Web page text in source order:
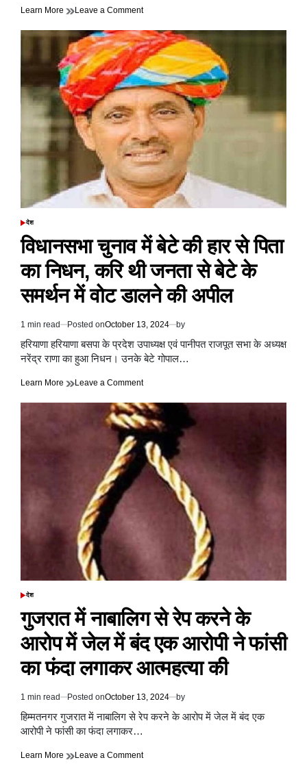
Learn More Leave a Commenton
में
जल
रहा
था
रावण,
कैथल
में
जलीं
एक
ही
परिवार
की
8
चिताएं,
में
चारों
ओर
मातम
की
चीख
और
ही
सुनाई
दी
POSTED
IN
देश
विधानसभा चुनाव में बेटे की हार से पिता
का निधन, करि थी जनता से बेटे के
समर्थन में वोट डालने की अपील
Estimated
read
time
1 min read Posted onOctober 13, 2024 by
हरियाणा हरियाणा बसपा के प्रदेश उपाध्यक्ष एवं पानीपत राजपूत सभा के अध्यक्ष
नरेंद्र राणा का हुआ निधन। उनके बेटे गोपाल…
Learn More Leave a Commenton
चुनाव
में
बेटे
की
हार
से
के
वोट
डालने
की
अपील
POSTED
देश
गुजरात में नाबालिग से रेप करने के
आरोप में जेल में बंद एक आरोपी ने फांसी
का फंदा लगाकर आत्महत्या की
Estimated
read
time
1 min read Posted onOctober 13, 2024 by
हिम्मतनगर गुजरात में नाबालिग से रेप करने के आरोप में जेल में बंद एक
आरोपी ने फांसी का फंदा लगाकर…
Learn More Leave a Commenton